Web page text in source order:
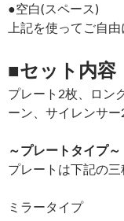
●空白(スペース)
上記を使ってご自
■セット内容
プレート2枚、ロン
ーン、サイレンサー
～プレートタイプ～
プレートは下記の三
ミラータイプ